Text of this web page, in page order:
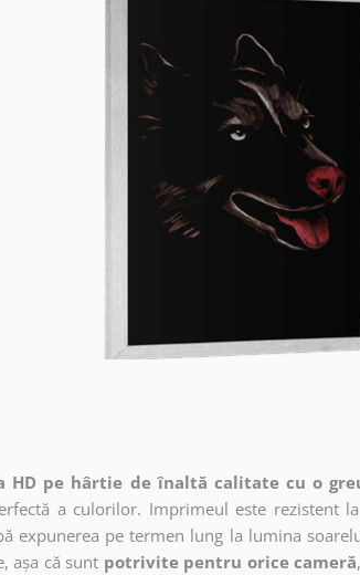
HD pe hârtie de înaltă calitate cu o
a culorilor. Imprimeul este rezistent
expunerea pe termen lung la lumina
așa că sunt potrivite pentru orice cameră